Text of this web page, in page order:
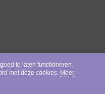
te laten functioneren.
met deze cookies. Meer